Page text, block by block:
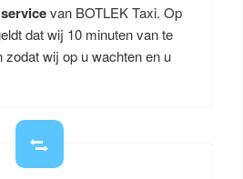
van BOTLEK Taxi. Op
dat wij 10 minuten van te
wij op u wachten en u